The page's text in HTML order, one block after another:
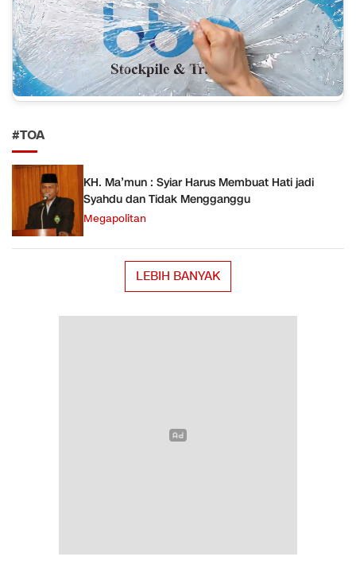
#TOA
KH. Ma’mun : Syiar Harus Membuat Hati jadi
Syahdu dan Tidak Mengganggu
Megapolitan
LEBIH BANYAK